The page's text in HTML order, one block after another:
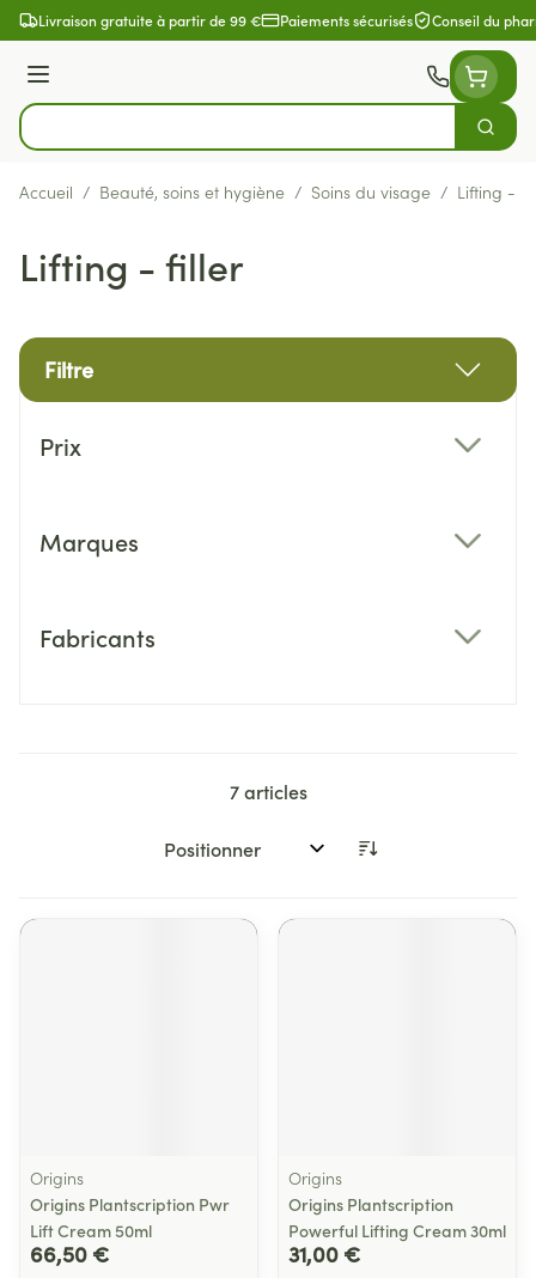
Aller au contenu
Livraison gratuite à partir de 99 € Paiements sécurisés Conseil du
Menu
Rechercher
Accueil / Beauté, soins et hygiène / Soins du visage / Lifting -
Lifting - filler
Filtre
Prix
Marques
Fabricants
7articles
Trier par:
Origins
Origins Plantscription Pwr
Lift Cream 50ml
66,50 €
Origins
Origins Plantscription
Powerful Lifting Cream 30ml
31,00 €